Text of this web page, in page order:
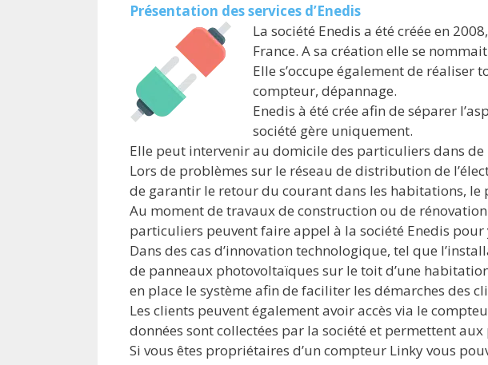
Présentation des services d’Enedis
La société Enedis a été créée en
France. A sa création elle se nommait
Elle s’occupe également de réaliser
compteur, dépannage.
Enedis à été crée afin de séparer
société gère uniquement.
Elle peut intervenir au domicile des particuliers dans
Lors de problèmes sur le réseau de distribution de
de garantir le retour du courant dans les habitations, le
Au moment de travaux de construction ou de
particuliers peuvent faire appel à la société Enedis pour
Dans des cas d’innovation technologique, tel que
de panneaux photovoltaïques sur le toit d’une
en place le système afin de faciliter les démarches des
Les clients peuvent également avoir accès via le
données sont collectées par la société et permettent aux
Si vous êtes propriétaires d’un compteur Linky vous